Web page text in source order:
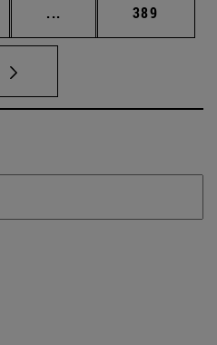
... Páginas intermedias
Página
389